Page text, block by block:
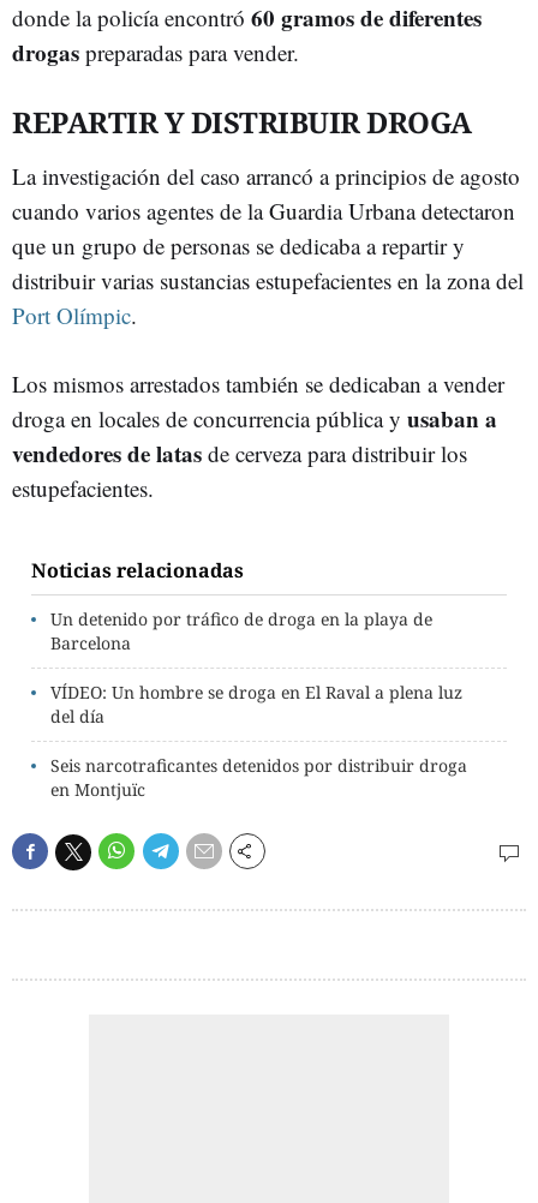
donde la policía encontró 60 gramos de diferentes
drogas preparadas para vender.
REPARTIR Y DISTRIBUIR DROGA
La investigación del caso arrancó a principios de agosto
cuando varios agentes de la Guardia Urbana detectaron
que un grupo de personas se dedicaba a repartir y
distribuir varias sustancias estupefacientes en la zona del
Port Olímpic.
Los mismos arrestados también se dedicaban a vender
droga en locales de concurrencia pública y usaban a
vendedores de latas de cerveza para distribuir los
estupefacientes.
Noticias relacionadas
Un detenido por tráfico de droga en la playa de
Barcelona
VÍDEO: Un hombre se droga en El Raval a plena luz
del día
Seis narcotraficantes detenidos por distribuir droga
en Montjuïc